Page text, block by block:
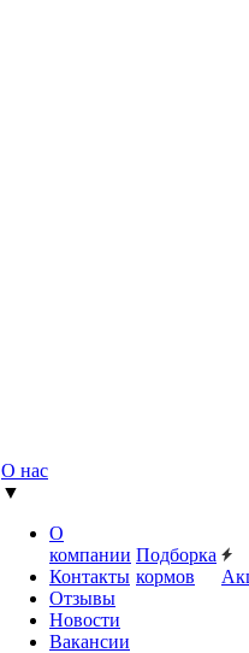
О нас
▼
О
компании
Контакты
Отзывы
Новости
Вакансии
Подборка
кормов